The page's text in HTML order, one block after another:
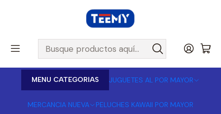
MENU CATEGORIAS JUGUETES AL POR MAYOR
MERCANCIA NUEVA PELUCHES KAWAII POR MAYOR